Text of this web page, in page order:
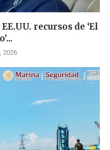
recursos de ‘El
2026